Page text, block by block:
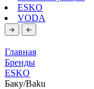
ESKO
VODA
Главная
Бренды
ESKO
Баку/Baku